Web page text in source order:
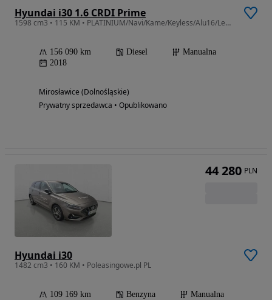
Hyundai i30 1.6 CRDI Prime
1598 cm3 • 115 KM • PLATINIUM/Navi/Kame/Keyless/Alu16/Ledy/Temp/Park/Klimatr/BZW100%
156 090 km Diesel
Manualna
2018
Mirosławice (Dolnośląskie)
Prywatny sprzedawca • Opublikowano
Hyundai i30
1482 cm3 • 160 KM • Poleasingowe.pl PL
109 169 km Benzyna
Manualna
44 280 PLN